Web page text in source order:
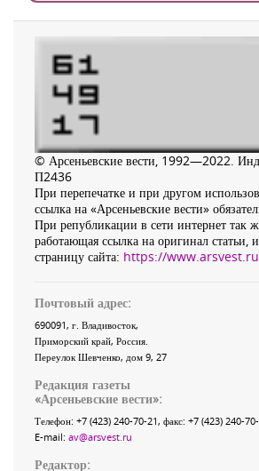
© Арсеньевские вести, 1992—2022.
П2436
При перепечатке и при другом
ссылка на «Арсеньевские вести»
При републикации в сети интернет так
работающая ссылка на оригинал статьи,
страницу сайта: https://
Почтовый адрес:
690091, г. Владивосток,
Приморский край, Россия
Переулок Шевченко, дом 9, 27
Редакция газеты
«Арсеньевские вести»:
Телефон: +7 (423) 240-70-21, факс: +7 (423) 240-
E-mail: av@arsvest.ru
Редактор: